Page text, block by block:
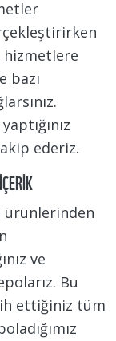
hizmetlere
bazı
ederiz.
ürünlerinden
ve
Bu
ettiğiniz tüm